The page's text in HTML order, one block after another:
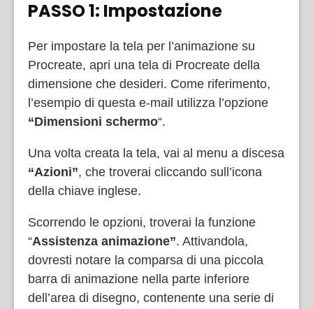
PASSO 1: Impostazione
Per impostare la tela per l’animazione su
Procreate, apri una tela di Procreate della
dimensione che desideri. Come riferimento,
l’esempio di questa e-mail utilizza l’opzione
“Dimensioni schermo“.
Una volta creata la tela, vai al menu a discesa
“Azioni”, che troverai cliccando sull’icona
della chiave inglese.
Scorrendo le opzioni, troverai la funzione
“Assistenza animazione”. Attivandola,
dovresti notare la comparsa di una piccola
barra di animazione nella parte inferiore
dell’area di disegno, contenente una serie di